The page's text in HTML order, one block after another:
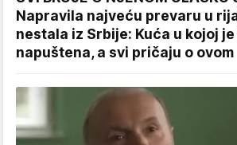
Napravila najveću prevaru u
nestala iz Srbije: Kuća u kojoj
napuštena, a svi pričaju o ovom